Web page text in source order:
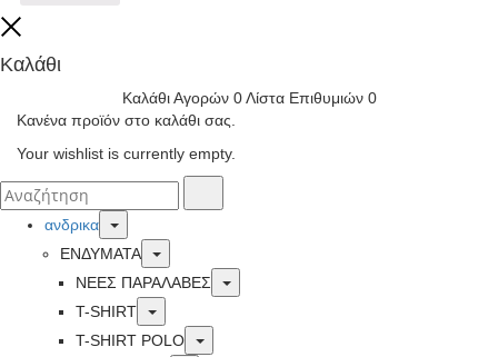
Καλάθι
Καλάθι Αγορών 0 Λίστα Επιθυμιών 0
Κανένα προϊόν στο καλάθι σας.
Your wishlist is currently empty.
Αναζήτησα
για:
ανδρικα
Toggle
ΕΝΔΥΜΑΤΑ
Toggle
ΝΕΕΣ ΠΑΡΑΛΑΒΕΣ
Toggle
T-SHIRT
Toggle
T-SHIRT POLO
Toggle